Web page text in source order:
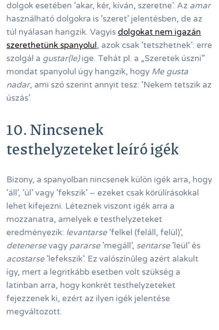
dolgok esetében ’akar, kér, kíván, szeretne’. Az amar
használható dolgokra is ’szeret’ jelentésben, de az
túl nyálasan hangzik. Vagyis dolgokat nem igazán
szerethetünk spanyolul, azok csak ’tetszhetnek’: erre
szolgál a gustar(le)ige. Tehát pl. a „Szeretek úszni”
mondat spanyolul úgy hangzik, hogy Me gusta
nadar, ami szó szerint annyit tesz: ’Nekem tetszik az
úszás’.
10. Nincsenek
testhelyzeteket leíró igék
Bizony, a spanyolban nincsenek külön igék arra, hogy
’áll’, ’ül’ vagy ’fekszik’ – ezeket csak körülírásokkal
lehet kifejezni. Léteznek viszont igék arra a
mozzanatra, amelyek e testhelyzeteket
eredményezik: levantarse’felkel (feláll, felül)’,
detenersevagy pararse’megáll’, sentarse’leül’ és
acostarse’lefekszik’. Ez valószínűleg azért alakult
így, mert a legritkább esetben volt szükség a
latinban arra, hogy konkrét testhelyzeteket
fejezzenek ki, ezért az ilyen igék jelentése
megváltozott.